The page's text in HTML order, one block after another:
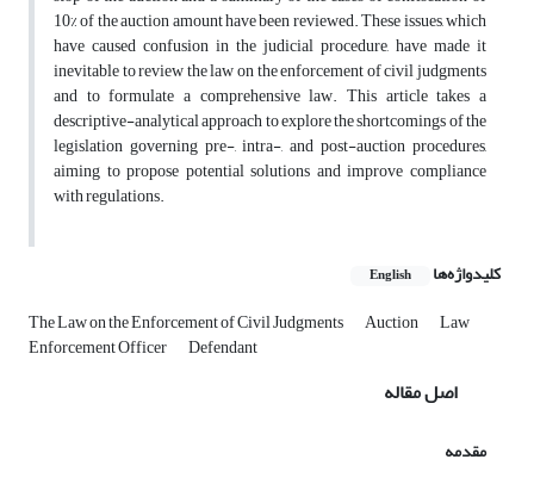
10% of the auction amount have been reviewed. These issues, which
have caused confusion in the judicial procedure, have made it
inevitable to review the law on the enforcement of civil judgments
and to formulate a comprehensive law. This article takes a
descriptive-analytical approach to explore the shortcomings of the
legislation governing pre-, intra-, and post-auction procedures,
aiming to propose potential solutions and improve compliance
with regulations.
کلیدواژه‌ها English
The Law on the Enforcement of Civil Judgments Auction Law
Enforcement Officer Defendant
اصل مقاله
مقدمه